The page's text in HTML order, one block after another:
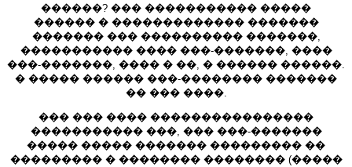
������? ��� ����������� �����
������ � ������������� �������
������� ��� ���������� �������,
����������� ���� ���-�������, ����
���-�������, ���� � ��, � ������ ������.
� ����� ������ ���-�������� �������
�� ��� ����.
��� ��� ���� ����������������
����������� ���, ��� ���-�������
����� ����� ������� ��������� ��
��������� � �������� �������� (�����